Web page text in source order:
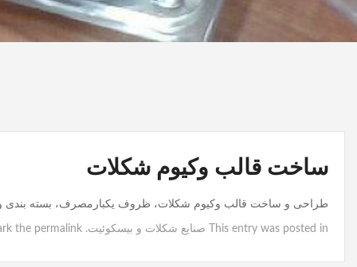
ساخت قالب وکیوم شکلات
طراحی و ساخت قالب وکیوم شکلات، ظروف یکبارمصرف، بسته
This entry was posted in صنایع شکلات و بیسکوئیت. Bookmark the
permalink